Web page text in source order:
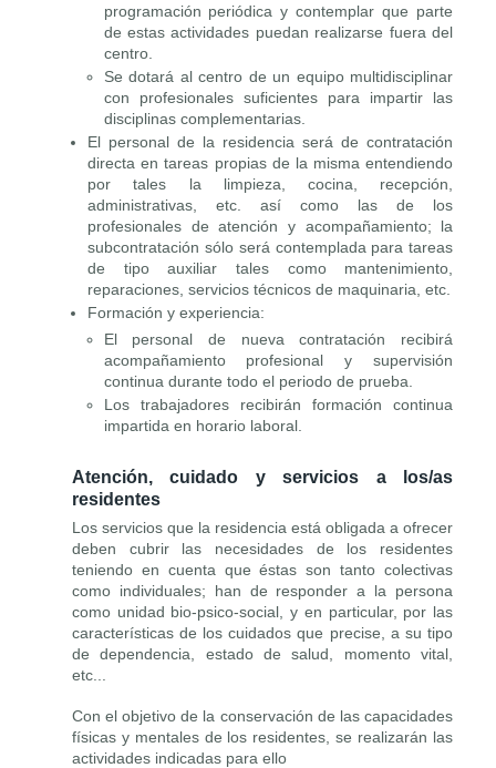
programación periódica y contemplar que parte
de estas actividades puedan realizarse fuera del
centro.
Se dotará al centro de un equipo multidisciplinar
con profesionales suficientes para impartir las
disciplinas complementarias.
El personal de la residencia será de contratación
directa en tareas propias de la misma entendiendo
por tales la limpieza, cocina, recepción,
administrativas, etc. así como las de los
profesionales de atención y acompañamiento; la
subcontratación sólo será contemplada para tareas
de tipo auxiliar tales como mantenimiento,
reparaciones, servicios técnicos de maquinaria, etc.
Formación y experiencia:
El personal de nueva contratación recibirá
acompañamiento profesional y supervisión
continua durante todo el periodo de prueba.
Los trabajadores recibirán formación continua
impartida en horario laboral.
Atención, cuidado y servicios a los/as
residentes
Los servicios que la residencia está obligada a ofrecer
deben cubrir las necesidades de los residentes
teniendo en cuenta que éstas son tanto colectivas
como individuales; han de responder a la persona
como unidad bio-psico-social, y en particular, por las
características de los cuidados que precise, a su tipo
de dependencia, estado de salud, momento vital,
etc...
Con el objetivo de la conservación de las capacidades
físicas y mentales de los residentes, se realizarán las
actividades indicadas para ello